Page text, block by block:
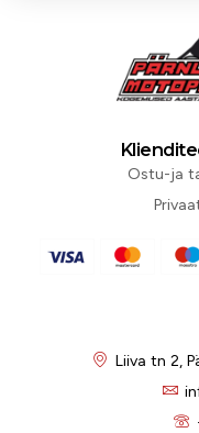
Ostu-ja
Liiva tn 2,